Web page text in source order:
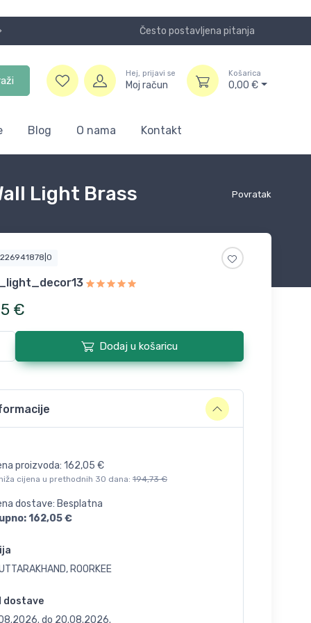
Često postavljena pitanja
Hej, prijavi se
Moj račun
Košarica
0,00 €
Blog O nama Kontakt
Povratak
Light Brass
€
Dodaj u košaricu
proizvoda: 162,05 €
cijena u prethodnih 30 dana: 194,73 €
dostave: Besplatna
162,05€
ROORKEE
dostave
do 20.08.2026.